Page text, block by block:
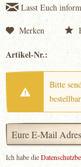
Lasst Euch
Merken
Artikel-Nr.:
Bitte
Ich habe die